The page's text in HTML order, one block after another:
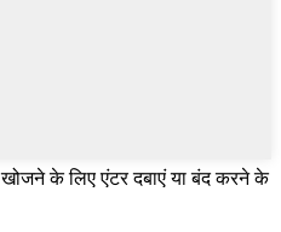
खोजने के लिए एंटर दबाएं या बंद करने के